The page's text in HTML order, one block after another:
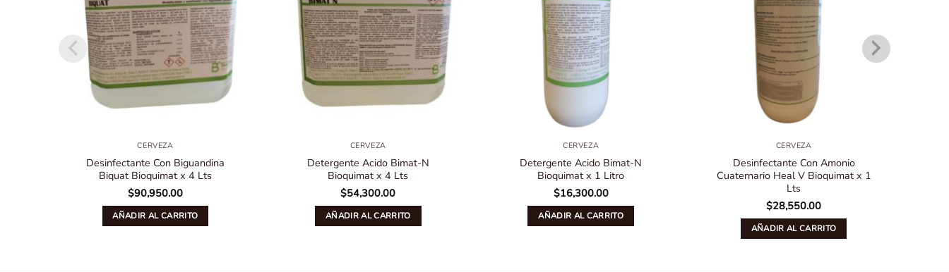
CERVEZA
Desinfectante Con Biguandina
Biquat Bioquimat x 4 Lts
$90,950.00
AÑADIR AL CARRITO
CERVEZA
Detergente Acido Bimat-N
Bioquimat x 4 Lts
$54,300.00
AÑADIR AL CARRITO
CERVEZA
Detergente Acido Bimat-N
Bioquimat x 1 Litro
$16,300.00
AÑADIR AL CARRITO
CERVEZA
Desinfectante Con Amonio
Cuaternario Heal V Bioquimat x 1
Lts
$28,550.00
AÑADIR AL CARRITO